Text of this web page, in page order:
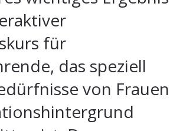
für
das speziell
von Frauen